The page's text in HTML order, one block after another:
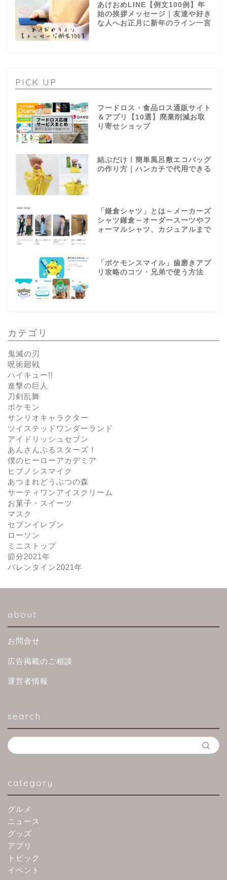
あけおめLINE【例文100例】年
始の挨拶メッセージ｜友達や好き
な人へお正月に新年のライン一言
PICK UP
フードロス・食品ロス通販サイト
＆アプリ【10選】廃棄削減お取
り寄せショップ
結ぶだけ！簡単風呂敷エコバッグ
の作り方｜ハンカチで代用できる
「鎌倉シャツ」とは～メーカーズ
シャツ鎌倉～オーダースーツやフ
ォーマルシャツ、カジュアルまで
「ポケモンスマイル」歯磨きアプ
リ攻略のコツ・兄弟で使う方法
カテゴリ
鬼滅の刃
呪術廻戦
ハイキュー!!
進撃の巨人
刀剣乱舞
ポケモン
サンリオキャラクター
ツイステッドワンダーランド
アイドリッシュセブン
あんさんぶるスターズ！
僕のヒーローアカデミア
ヒプノシスマイク
あつまれどうぶつの森
サーティワンアイスクリーム
お菓子・スイーツ
マスク
セブンイレブン
ローソン
ミニストップ
節分2021年
バレンタイン2021年
about
お問合せ
広告掲載のご相談
運営者情報
search
category
グルメ
ニュース
グッズ
アプリ
トピック
イベント